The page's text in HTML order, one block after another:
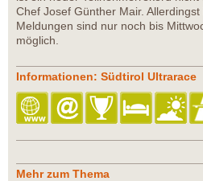
Chef Josef Günther Mair.
Meldungen sind nur noch bis
möglich.
Informationen: Südtirol Ultrarace
Mehr zum Thema